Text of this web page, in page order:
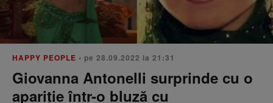
HAPPY PEOPLE • pe 28.09.2022 la 21:31
Giovanna Antonelli surprinde cu o
apariție într-o bluză cu